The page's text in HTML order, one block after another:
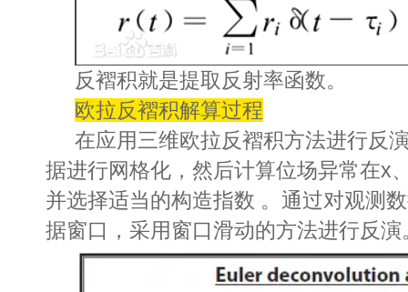
反褶积就是提取反射率函数。
欧拉反褶积解算过程
在应用三维欧拉反褶积方法进行反
据进行网格化，然后计算位场异常在x
并选择适当的构造指数 。通过对观测
据窗口，采用窗口滑动的方法进行反演